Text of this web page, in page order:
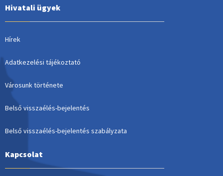
Hivatali ügyek
Hírek
Adatkezelési tájékoztató
Városunk története
Belső visszaélés-bejelentés
Belső visszaélés-bejelentés szabályzata
Kapcsolat